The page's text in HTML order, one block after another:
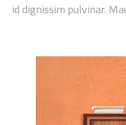
id dignissim pulvinar.